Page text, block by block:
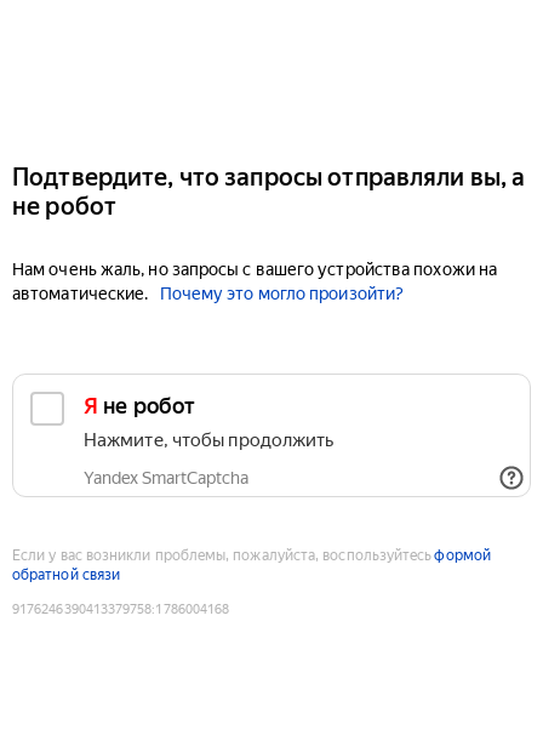
Подтвердите, что запросы отправляли вы, а
не робот
Нам очень жаль, но запросы с вашего устройства похожи на
автоматические.
Почему это могло произойти?
Я не робот
Нажмите, чтобы продолжить
Yandex SmartCaptcha
Если у вас возникли проблемы, пожалуйста, воспользуйтесьформой
обратной связи
9176246390413379758:1786004168